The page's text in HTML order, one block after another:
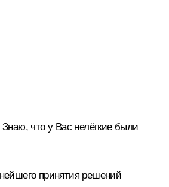
что у Вас нелёгкие были
принятия решений